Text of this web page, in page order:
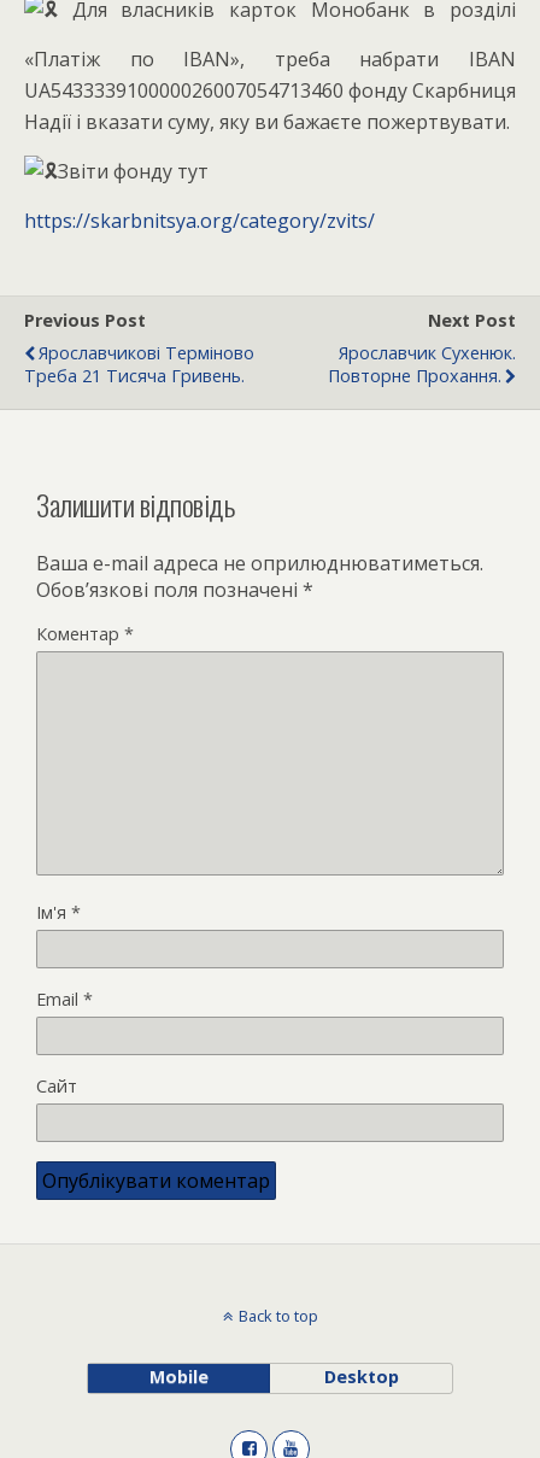
Для власників карток Монобанк в розділі
«Платіж по IBAN», треба набрати IBAN
UA543333910000026007054713460 фонду Скарбниця
Надії і вказати суму, яку ви бажаєте пожертвувати.
Звіти фонду тут
https://skarbnitsya.org/category/zvits/
Previous Post
Ярославчикові Терміново
Треба 21 Тисяча Гривень.
Next Post
Ярославчик Сухенюк.
Повторне Прохання.
Залишити відповідь
Ваша e-mail адреса не оприлюднюватиметься.
Обов’язкові поля позначені *
Коментар *
Ім'я *
Email *
Сайт
Back to top
Mobile Desktop